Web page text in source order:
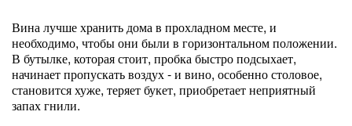
Вина лучше хранить дома в прохладном месте, и
необходимо, чтобы они были в горизонтальном положении.
В бутылке, которая стоит, пробка быстро подсыхает,
начинает пропускать воздух - и вино, особенно столовое,
становится хуже, теряет букет, приобретает неприятный
запах гнили.